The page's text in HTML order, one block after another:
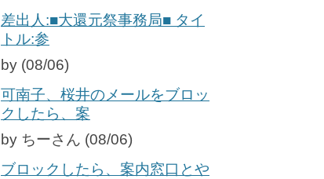
差出人:■大還元祭事務局■ タイ
トル:参
by (08/06)
可南子、桜井のメールをブロッ
クしたら、案
by ちーさん (08/06)
ブロックしたら、案内窓口とや